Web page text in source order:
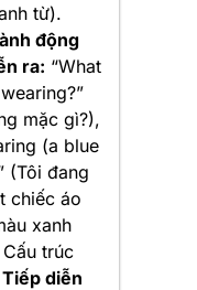
từ).
động
ra: “What
mặc gì?),
(a blue
(Tôi đang
chiếc áo
xanh
trúc
diễn